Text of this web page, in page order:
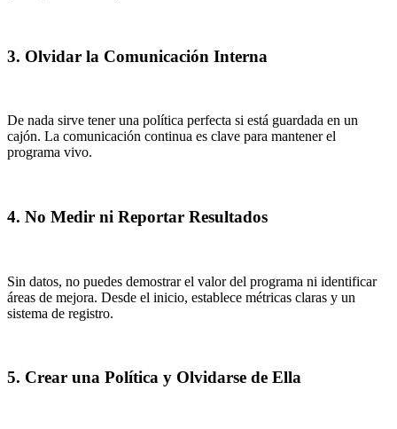
3. Olvidar la Comunicación Interna
De nada sirve tener una política perfecta si está guardada en un
cajón. La comunicación continua es clave para mantener el
programa vivo.
4. No Medir ni Reportar Resultados
Sin datos, no puedes demostrar el valor del programa ni identificar
áreas de mejora. Desde el inicio, establece métricas claras y un
sistema de registro.
5. Crear una Política y Olvidarse de Ella